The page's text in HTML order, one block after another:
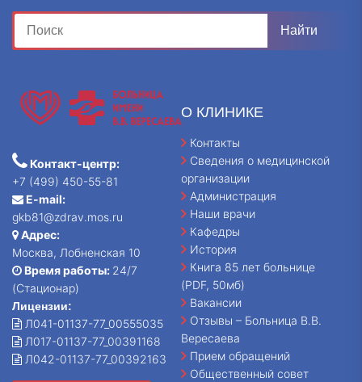
Контакт-центр:
+7 (499) 450-55-81
E-mail:
gkb81@zdrav.mos.ru
Адрес:
Москва, Лобненская 10
Время работы: 24/7
(Стационар)
Лицензии:
Л041-01137-77_00555035
Л017-01137-77_00391168
Л042-01137-77_00392163
О КЛИНИКЕ
Контакты
Сведения о медицинской
организации
Администрация
Наши врачи
Кафедры
История
Книга 85 лет больнице
(PDF, 50мб)
Вакансии
Отзывы – Больница В.В.
Вересаева
Прием обращений
Общественный совет